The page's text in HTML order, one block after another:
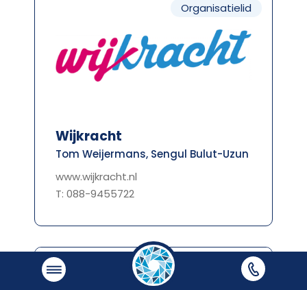
Organisatielid
Wijkracht
Tom Weijermans, Sengul Bulut-Uzun
www.wijkracht.nl
T: 088-9455722
Organisatielid